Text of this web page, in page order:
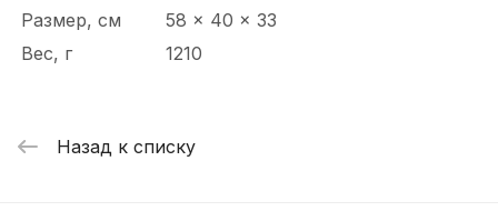
Размер, см
58 x 40 x 33
Вес, г
1210
Назад к списку